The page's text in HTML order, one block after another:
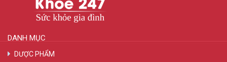
DANH MỤC
DƯỢC PHẨM